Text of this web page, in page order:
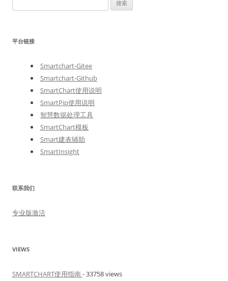
索
平台链接
Smartchart-Gitee
Smartchart-Github
SmartChart使用说明
SmartPip使用说明
智慧数据处理工具
SmartChart模板
Smart建表辅助
SmartInsight
联系我们
专业版激活
VIEWS
SMARTCHART使用指南- 33758 views